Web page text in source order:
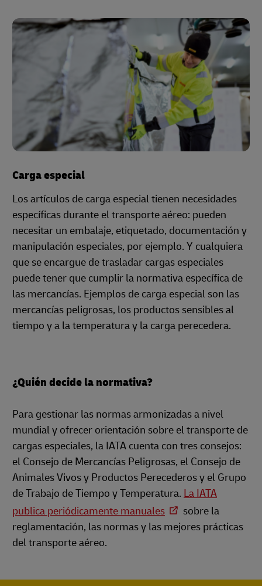
Carga especial
Los artículos de carga especial tienen necesidades
específicas durante el transporte aéreo: pueden
necesitar un embalaje, etiquetado, documentación y
manipulación especiales, por ejemplo. Y cualquiera
que se encargue de trasladar cargas especiales
puede tener que cumplir la normativa específica de
las mercancías. Ejemplos de carga especial son las
mercancías peligrosas, los productos sensibles al
tiempo y a la temperatura y la carga perecedera.
¿Quién decide la normativa?
Para gestionar las normas armonizadas a nivel
mundial y ofrecer orientación sobre el transporte de
cargas especiales, la IATA cuenta con tres consejos:
el Consejo de Mercancías Peligrosas, el Consejo de
Animales Vivos y Productos Perecederos y el Grupo
de Trabajo de Tiempo y Temperatura. La IATA
publica periódicamente manuales
sobre la
reglamentación, las normas y las mejores prácticas
del transporte aéreo.